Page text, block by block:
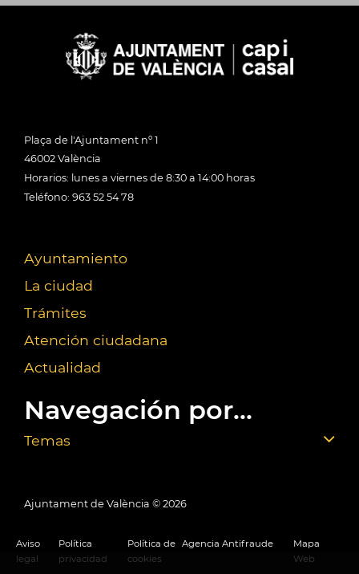
Plaça de l'Ajuntament nº 1
46002 València
Horarios: lunes a viernes de 8:30 a 14:00 horas
Teléfono: 963 52 54 78
Ayuntamiento
La ciudad
Trámites
Atención ciudadana
Actualidad
Navegación por...
Temas
Ajuntament de València © 2026
Aviso
legal
Política
privacidad
Política de
cookies
Agencia Antifraude
Mapa
Web